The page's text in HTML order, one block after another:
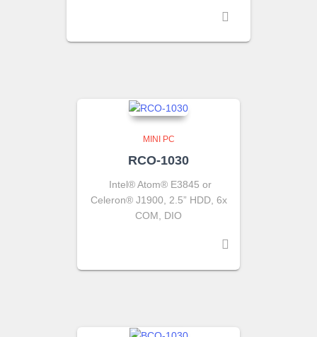
MINI PC
RCO-1030
Intel® Atom® E3845 or
Celeron® J1900, 2.5” HDD, 6x
COM, DIO